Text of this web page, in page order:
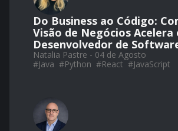
Do Business ao Código:
Visão de Negócios Acelera
Desenvolvedor de
Natalia Pastre - 04 de Agosto
#Java #Python #React #JavaScript